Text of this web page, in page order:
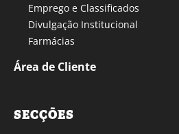
Emprego e Classificados
Divulgação Institucional
Farmácias
Área de Cliente
SECÇÕES